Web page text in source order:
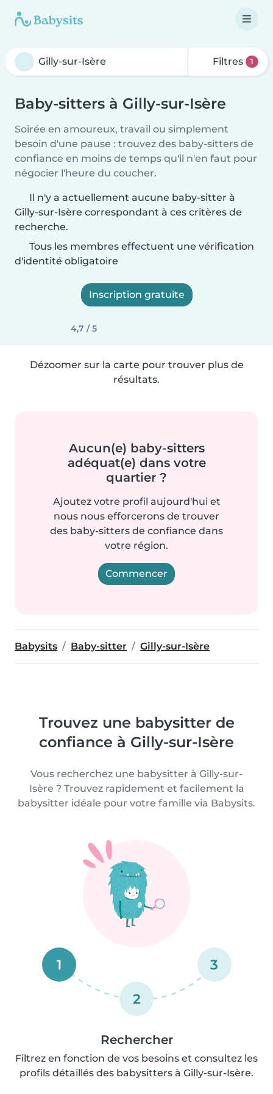
Filtres 1
Baby-sitters à Gilly-sur-Isère
Soirée en amoureux, travail ou simplement
besoin d'une pause : trouvez des baby-sitters de
confiance en moins de temps qu'il n'en faut pour
négocier l'heure du coucher.
Il n'y a actuellement aucune baby-sitter à
Gilly-sur-Isère correspondant à ces critères de
recherche.
Tous les membres effectuent une vérification
d'identité obligatoire
Inscription gratuite
4,7 / 5
Dézoomer sur la carte pour trouver plus de
résultats.
Aucun(e) baby-sitters
adéquat(e) dans votre
quartier ?
Ajoutez votre profil aujourd'hui et
nous nous efforcerons de trouver
des baby-sitters de confiance dans
votre région.
Commencer
Babysits Baby-sitter Gilly-sur-Isère
Trouvez une babysitter de
confiance à Gilly-sur-Isère
Vous recherchez une babysitter à Gilly-sur-
Isère ? Trouvez rapidement et facilement la
babysitter idéale pour votre famille via Babysits.
1
2
3
Rechercher
Filtrez en fonction de vos besoins et consultez les
profils détaillés des babysitters à Gilly-sur-Isère.